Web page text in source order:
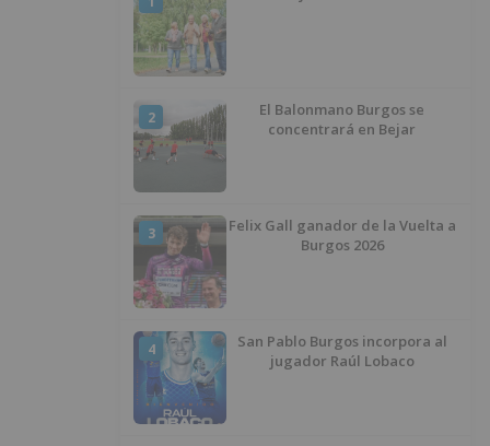
2
El Balonmano Burgos se
concentrará en Bejar
3
Felix Gall ganador de la Vuelta a
Burgos 2026
4
San Pablo Burgos incorpora al
jugador Raúl Lobaco